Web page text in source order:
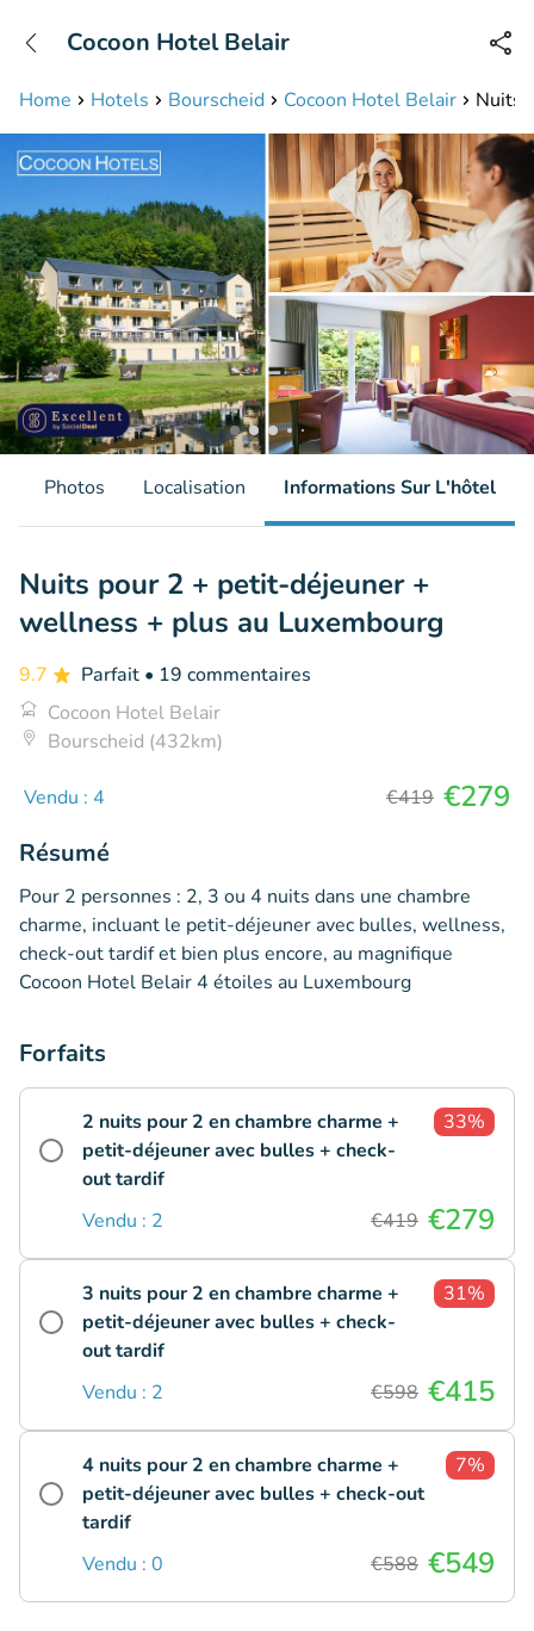
Disponible jusqu'à 23:00 heures
Home Hotels Bourscheid Cocoon Hotel Belair Nuits
Cocoon Hotel Belair
Photos Localisation Informations Sur L'hôtel
Nuits pour 2 + petit-déjeuner +
wellness + plus au Luxembourg
9.7 Parfait • 19 commentaires
Cocoon Hotel Belair
Bourscheid (432km)
Vendu : 4 €419 €279
Résumé
Pour 2 personnes : 2, 3 ou 4 nuits dans une chambre
charme, incluant le petit-déjeuner avec bulles, wellness,
check-out tardif et bien plus encore, au magnifique
Cocoon Hotel Belair 4 étoiles au Luxembourg
Forfaits
2 nuits pour 2 en chambre charme +
petit-déjeuner avec bulles + check-
out tardif
33%
Vendu : 2 €419 €279
3 nuits pour 2 en chambre charme +
petit-déjeuner avec bulles + check-
out tardif
31%
Vendu : 2 €598 €415
4 nuits pour 2 en chambre charme +
petit-déjeuner avec bulles + check-out
tardif
7%
Vendu : 0 €588 €549